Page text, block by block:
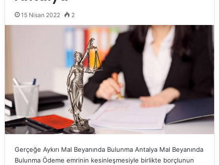
15 Nisan 2022 2
Gerçeğe Aykırı Mal Beyanında Bulunma Antalya Mal Beyanında
Bulunma Ödeme emrinin kesinleşmesiyle birlikte borçlunun